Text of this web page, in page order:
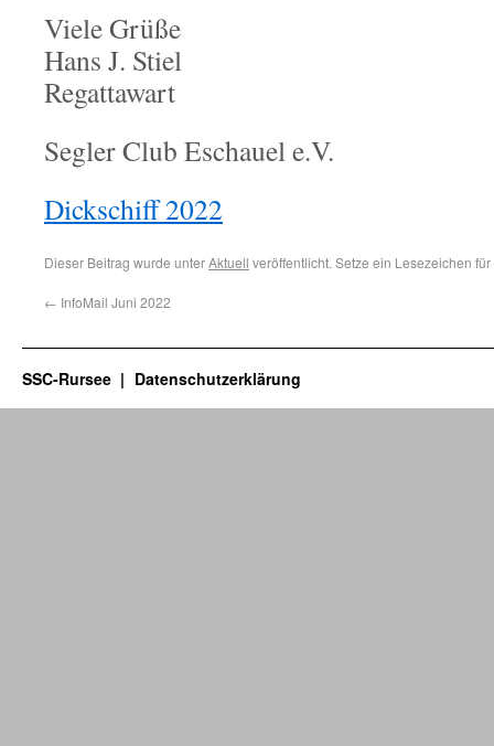
Viele Grüße
Hans J. Stiel
Regattawart
Segler Club Eschauel e.V.
Dickschiff 2022
Dieser Beitrag wurde unterAktuell veröffentlicht. Setze ein Lesezeichen
← InfoMail Juni 2022
SSC-Rursee Datenschutzerklärung